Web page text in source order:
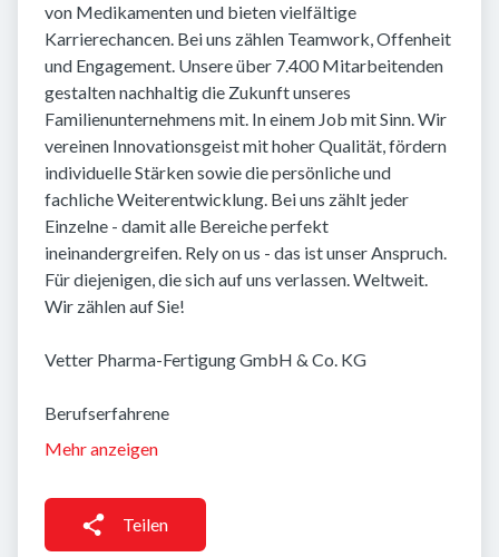
von Medikamenten und bieten vielfältige
Karrierechancen. Bei uns zählen Teamwork, Offenheit
und Engagement. Unsere über 7.400 Mitarbeitenden
gestalten nachhaltig die Zukunft unseres
Familienunternehmens mit. In einem Job mit Sinn. Wir
vereinen Innovationsgeist mit hoher Qualität, fördern
individuelle Stärken sowie die persönliche und
fachliche Weiterentwicklung. Bei uns zählt jeder
Einzelne - damit alle Bereiche perfekt
ineinandergreifen. Rely on us - das ist unser Anspruch.
Für diejenigen, die sich auf uns verlassen. Weltweit.
Wir zählen auf Sie!
Vetter Pharma-Fertigung GmbH & Co. KG
Berufserfahrene
Mehr anzeigen
Teilen